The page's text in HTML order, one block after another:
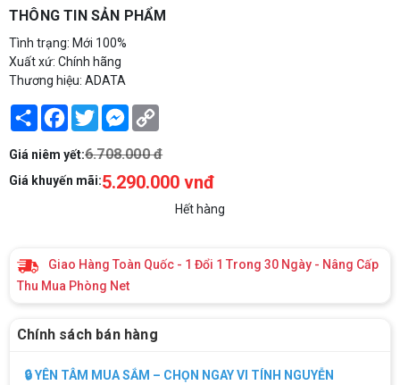
THÔNG TIN SẢN PHẨM
Tình trạng: Mới 100%
Xuất xứ: Chính hãng
Thương hiệu: ADATA
Share Facebook
TwitterMessenger
Giá niêm yết:6.708.000 đ
Giá khuyến mãi:5.290.000 vnđ
Hết hàng
Giao Hàng Toàn Quốc - 1 Đổi 1 Trong 30 Ngày - Nâng Cấp
Thu Mua Phòng Net
Chính sách bán hàng
🔒 YÊN TÂM MUA SẮM – CHỌN NGAY VI TÍNH NGUYỄN